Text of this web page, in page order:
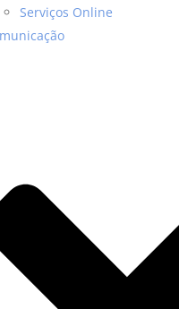
Serviços Online